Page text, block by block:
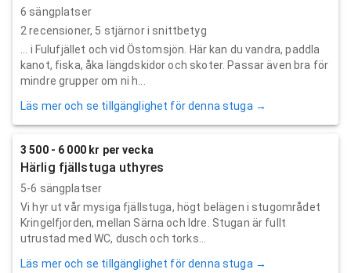
6 sängplatser
2 recensioner, 5 stjärnor i snittbetyg
... i Fulufjället och vid Östomsjön. Här kan du vandra, paddla
kanot, fiska, åka längdskidor och skoter. Passar även bra för
mindre grupper om ni h...
Läs mer och se tillgänglighet för denna stuga →
3 500 - 6 000 kr per vecka
Härlig fjällstuga uthyres
5-6 sängplatser
Vi hyr ut vår mysiga fjällstuga, högt belägen i stugområdet
Kringelfjorden, mellan Särna och Idre. Stugan är fullt
utrustad med WC, dusch och torks...
Läs mer och se tillgänglighet för denna stuga →